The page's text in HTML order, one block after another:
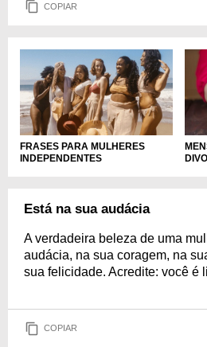
COPIAR
FRASES PARA MULHERES
INDEPENDENTES
Está na sua audácia
A verdadeira beleza de uma
audácia, na sua coragem, na
sua felicidade. Acredite: você é
COPIAR